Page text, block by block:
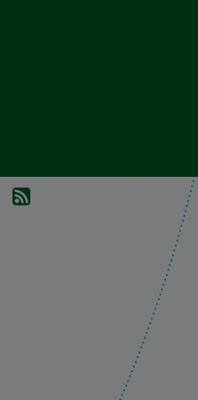
tab)
a new tab)
in a new tab)
(Opens in a new tab)